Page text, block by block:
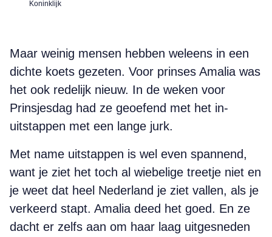
Koninklijk
Maar weinig mensen hebben weleens in een
dichte koets gezeten. Voor prinses Amalia was
het ook redelijk nieuw. In de weken voor
Prinsjesdag had ze geoefend met het in-
uitstappen met een lange jurk.
Met name uitstappen is wel even spannend,
want je ziet het toch al wiebelige treetje niet en
je weet dat heel Nederland je ziet vallen, als je
verkeerd stapt. Amalia deed het goed. En ze
dacht er zelfs aan om haar laag uitgesneden